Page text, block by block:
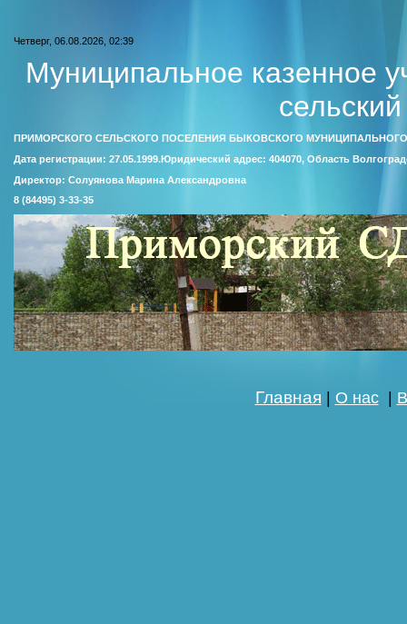
Четверг, 06.08.2026, 02:39
Муниципальное казенное
ПРИМОРСКОГО СЕЛЬСКОГО ПОСЕЛЕНИЯ БЫКОВСКОГО
Дата регистрации: 27.05.1999.Юридический адрес: 404070, Область
Директор: Солуянова Марина Александровна
8 (84495) 3-33-35
Главная О нас|